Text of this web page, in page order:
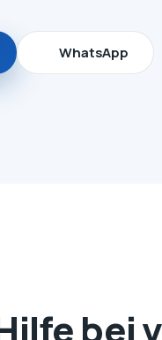
WhatsApp
bei